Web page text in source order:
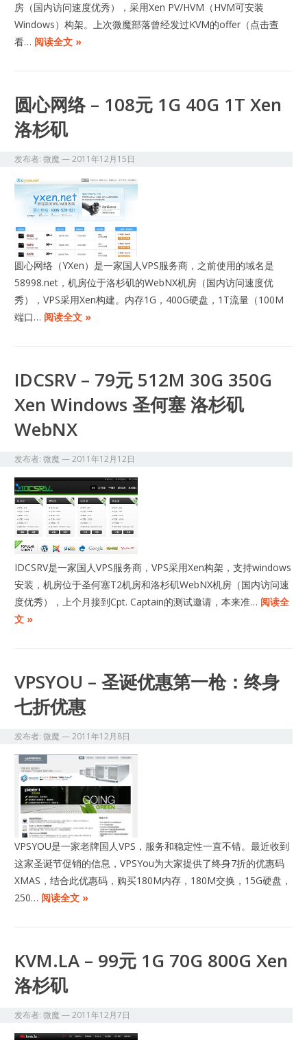
房（国内访问速度优秀），采用Xen PV/HVM（HVM可安装
Windows）构架。上次微魔部落曾经发过KVM的offer（点击查
看… 阅读全文 »
圆心网络 – 108元 1G 40G 1T Xen
洛杉矶
发布者:微魔 —2011年12月15日
圆心网络（YXen）是一家国人VPS服务商，之前使用的域名是
58998.net，机房位于洛杉矶的WebNX机房（国内访问速度优
秀），VPS采用Xen构建。内存1G，400G硬盘，1T流量（100M
端口… 阅读全文 »
IDCSRV – 79元 512M 30G 350G
Xen Windows 圣何塞 洛杉矶
WebNX
发布者:微魔 —2011年12月12日
IDCSRV是一家国人VPS服务商，VPS采用Xen构架，支持windows
安装，机房位于圣何塞T2机房和洛杉矶WebNX机房（国内访问速
度优秀），上个月接到Cpt. Captain的测试邀请，本来准… 阅读全
文 »
VPSYOU – 圣诞优惠第一枪：终身
七折优惠
发布者:微魔 —2011年12月8日
VPSYOU是一家老牌国人VPS，服务和稳定性一直不错。最近收到
这家圣诞节促销的信息，VPSYou为大家提供了终身7折的优惠码
XMAS，结合此优惠码，购买180M内存，180M交换，15G硬盘，
250… 阅读全文 »
KVM.LA – 99元 1G 70G 800G Xen
洛杉矶
发布者:微魔 —2011年12月7日